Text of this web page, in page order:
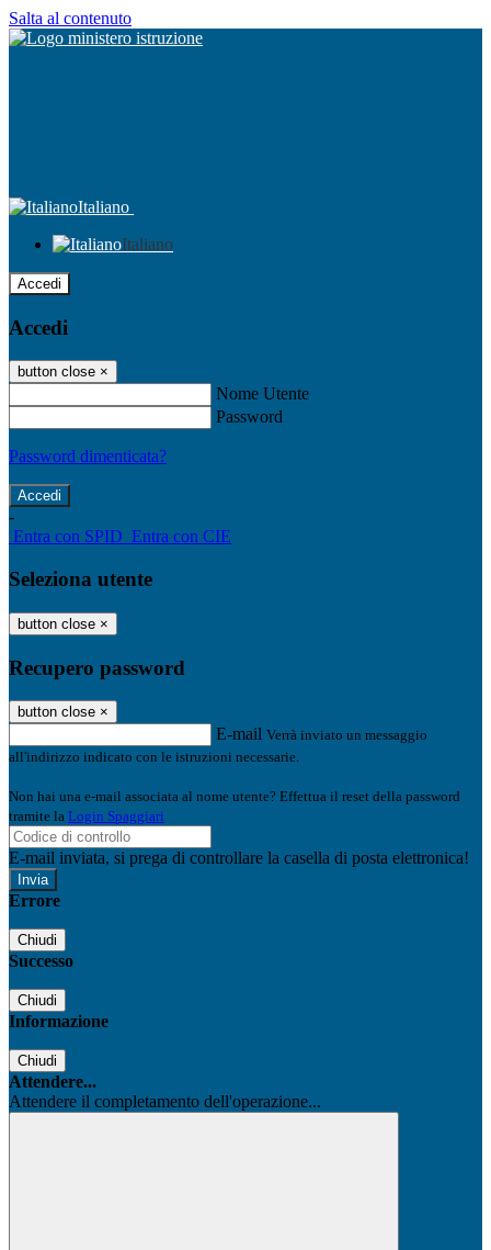
Salta al contenuto
Italiano
Italiano
Accedi
Accedi
button close ×
Nome Utente
Password
Password dimenticata?
-
Entra con SPID Entra con CIE
Seleziona utente
button close ×
Recupero password
button close ×
E-mail Verrà inviato un messaggio
all'indirizzo indicato con le istruzioni necessarie.
Non hai una e-mail associata al nome utente? Effettua il reset della password
tramite la Login Spaggiari
E-mail inviata, si prega di controllare la casella di posta elettronica!
Errore
Chiudi
Successo
Chiudi
Informazione
Chiudi
Attendere...
Attendere il completamento dell'operazione...